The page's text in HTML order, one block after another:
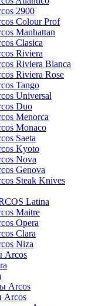
2900
Colour Prof
Manhattan
Clasica
Riviera
Riviera Blanca
Riviera Rose
Tango
Universal
Duo
Menorca
Monaco
Saeta
Kyoto
Nova
Genova
Steak Knives
Latina
Maitre
Opera
Clara
Niza
Arcos
Arcos
Arcos